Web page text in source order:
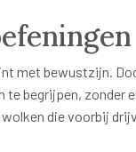
met bewustzijn.
begrijpen, zonder
die voorbij